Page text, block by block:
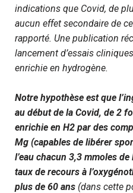
indications que Covid, de
aucun effet secondaire de
rapporté. Une publication
lancement d’essais
enrichie en hydrogène.
Notre hypothèse est que
au début de la Covid, de 2
enrichie en H2 par des
Mg (capables de libérer
l’eau chacun 3,3 mmoles
taux de recours à
plus de 60 ans (dans cette